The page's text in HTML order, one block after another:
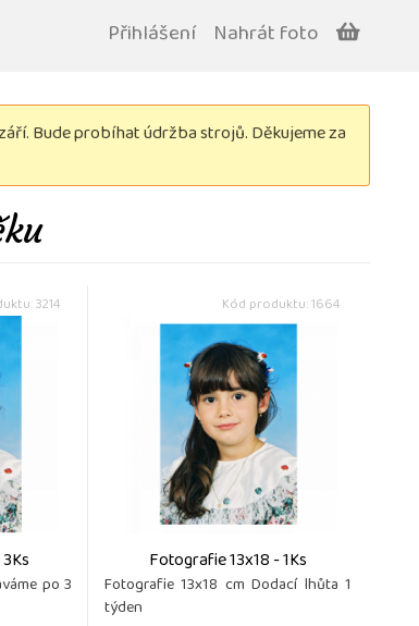
Přihlášení Nahrát foto
Bude probíhat údržba strojů. Děkujeme za
3214
po 3
Kód produktu: 1664
Fotografie 13x18 - 1Ks
Fotografie 13x18 cm Dodací lhůta 1
týden